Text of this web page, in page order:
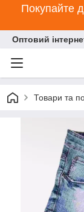
Покупайте
Оптовий
Товари та